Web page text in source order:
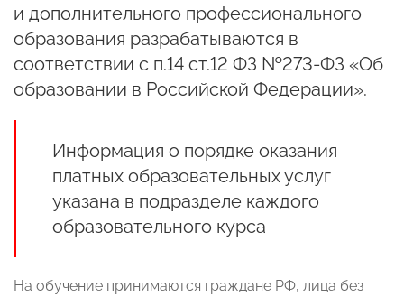
и дополнительного профессионального
образования разрабатываются в
соответствии с п.14 ст.12 ФЗ №273-ФЗ «Об
образовании в Российской Федерации».
Информация о порядке оказания
платных образовательных услуг
указана в подразделе каждого
образовательного курса
На обучение принимаются граждане РФ, лица без